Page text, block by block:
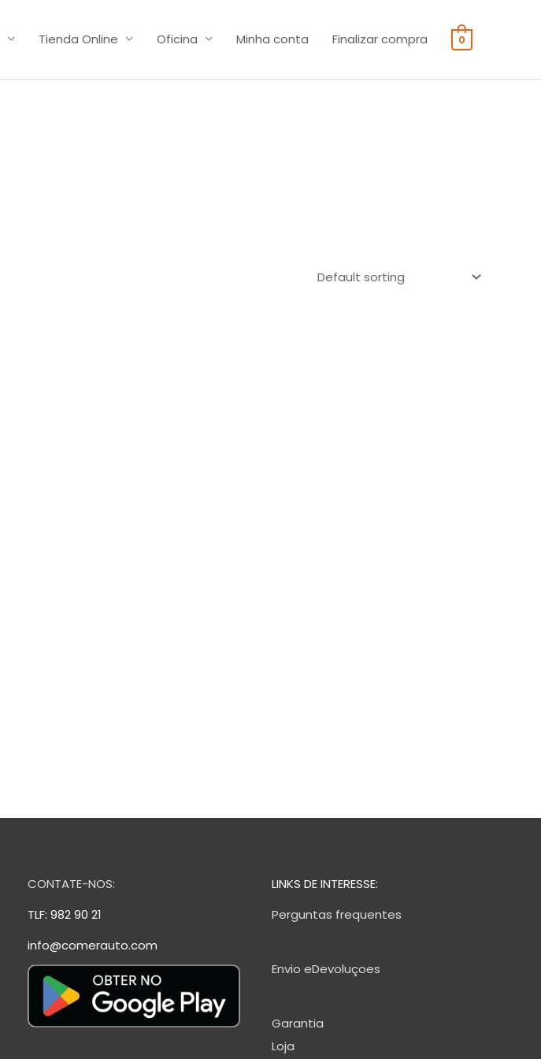
Tienda Online Oficina Minha conta Finalizar compra 0
CONTATE-NOS:
TLF: 982 90 21
info@comerauto.com
LINKS DE INTERESSE:
Perguntas frequentes
Envio eDevoluçoes
Garantia
Loja